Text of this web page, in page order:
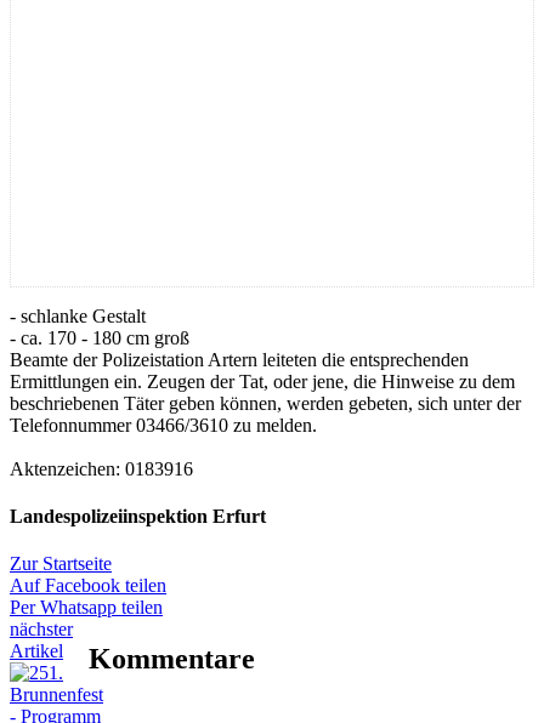
- schlanke Gestalt
- ca. 170 - 180 cm groß
Beamte der Polizeistation Artern leiteten die entsprechenden
Ermittlungen ein. Zeugen der Tat, oder jene, die Hinweise zu dem
beschriebenen Täter geben können, werden gebeten, sich unter der
Telefonnummer 03466/3610 zu melden.
Aktenzeichen: 0183916
Landespolizeiinspektion Erfurt
Zur Startseite
Auf Facebook teilen
Per Whatsapp teilen
nächster
Artikel
Kommentare